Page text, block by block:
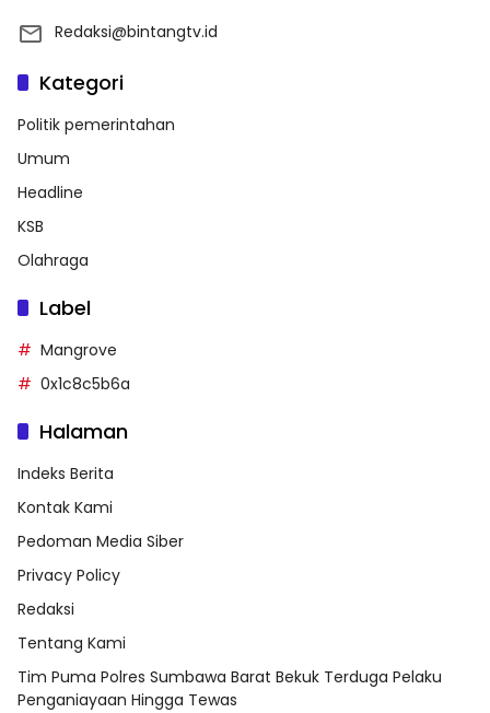
Redaksi@bintangtv.id
Kategori
Politik pemerintahan
Umum
Headline
KSB
Olahraga
Label
Mangrove
0x1c8c5b6a
Halaman
Indeks Berita
Kontak Kami
Pedoman Media Siber
Privacy Policy
Redaksi
Tentang Kami
Tim Puma Polres Sumbawa Barat Bekuk Terduga Pelaku
Penganiayaan Hingga Tewas